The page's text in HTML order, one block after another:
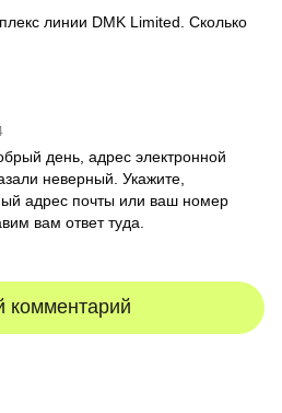
линии DMK Limited. Сколько
день, адрес электронной
неверный. Укажите,
адрес почты или ваш номер
вам ответ туда.
комментарий